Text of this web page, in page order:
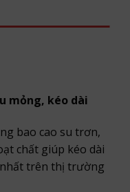
mỏng, kéo dài
bao cao su trơn,
chất giúp kéo dài
trên thị trường